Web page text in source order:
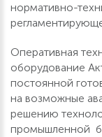
нормативно-
Оперативная
оборудование
постоянной
на возможные
решению
промышленной